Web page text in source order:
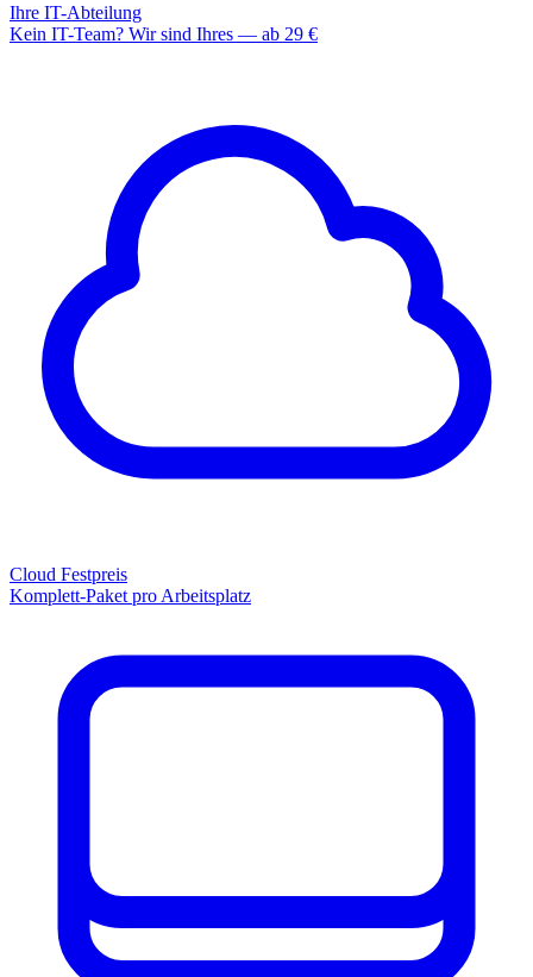
Ihre IT-Abteilung
Kein IT-Team? Wir sind Ihres — ab 29 €
Cloud Festpreis
Komplett-Paket pro Arbeitsplatz